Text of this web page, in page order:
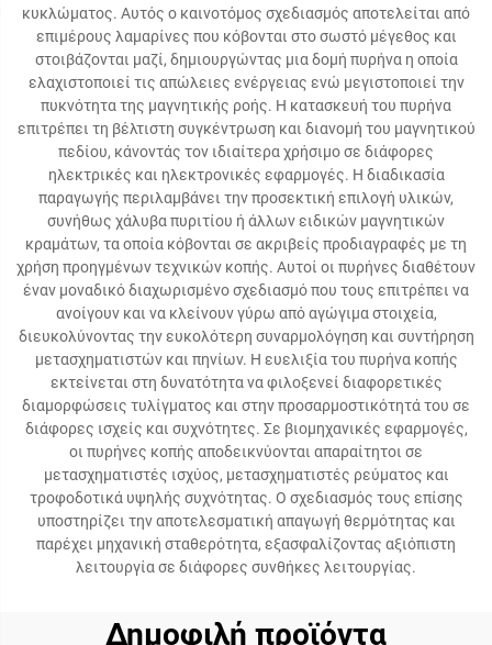
κυκλώματος. Αυτός ο καινοτόμος σχεδιασμός αποτελείται από
επιμέρους λαμαρίνες που κόβονται στο σωστό μέγεθος και
στοιβάζονται μαζί, δημιουργώντας μια δομή πυρήνα η οποία
ελαχιστοποιεί τις απώλειες ενέργειας ενώ μεγιστοποιεί την
πυκνότητα της μαγνητικής ροής. Η κατασκευή του πυρήνα
επιτρέπει τη βέλτιστη συγκέντρωση και διανομή του μαγνητικού
πεδίου, κάνοντάς τον ιδιαίτερα χρήσιμο σε διάφορες
ηλεκτρικές και ηλεκτρονικές εφαρμογές. Η διαδικασία
παραγωγής περιλαμβάνει την προσεκτική επιλογή υλικών,
συνήθως χάλυβα πυριτίου ή άλλων ειδικών μαγνητικών
κραμάτων, τα οποία κόβονται σε ακριβείς προδιαγραφές με τη
χρήση προηγμένων τεχνικών κοπής. Αυτοί οι πυρήνες διαθέτουν
έναν μοναδικό διαχωρισμένο σχεδιασμό που τους επιτρέπει να
ανοίγουν και να κλείνουν γύρω από αγώγιμα στοιχεία,
διευκολύνοντας την ευκολότερη συναρμολόγηση και συντήρηση
μετασχηματιστών και πηνίων. Η ευελιξία του πυρήνα κοπής
εκτείνεται στη δυνατότητα να φιλοξενεί διαφορετικές
διαμορφώσεις τυλίγματος και στην προσαρμοστικότητά του σε
διάφορες ισχείς και συχνότητες. Σε βιομηχανικές εφαρμογές,
οι πυρήνες κοπής αποδεικνύονται απαραίτητοι σε
μετασχηματιστές ισχύος, μετασχηματιστές ρεύματος και
τροφοδοτικά υψηλής συχνότητας. Ο σχεδιασμός τους επίσης
υποστηρίζει την αποτελεσματική απαγωγή θερμότητας και
παρέχει μηχανική σταθερότητα, εξασφαλίζοντας αξιόπιστη
λειτουργία σε διάφορες συνθήκες λειτουργίας.
Δημοφιλή προϊόντα